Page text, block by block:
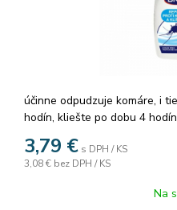
účinne odpudzuje komáre, i
hodín, kliešte po dobu 4
hodín. Rovnomerne
vzdialenosti 15 cm.
nastriekajte na dlaň a
prečítajte etiketu a informácie
3,79 € s DPH / KS
3,08 € bez DPH / KS
Na